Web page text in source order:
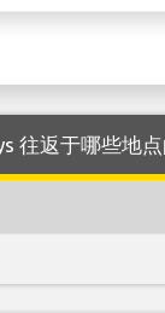
往返于哪些地